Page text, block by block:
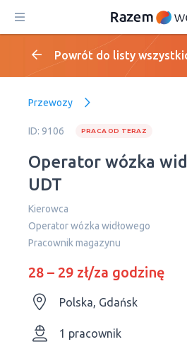
Powrót do listy
Przewozy
ID: 9106 PRACA OD TERAZ
Operator wózka
UDT
Kierowca
Operator wózka widłowego
Рracownik magazynu
28 – 29 zł/za godzinę
Polska, Gdańsk
1 pracownik